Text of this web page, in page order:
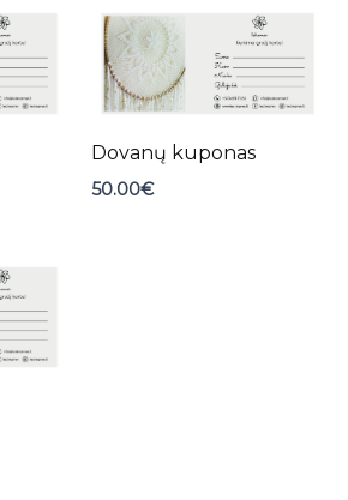
Dovanų kuponas
50.00€